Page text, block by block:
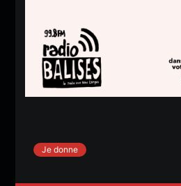
Je donne